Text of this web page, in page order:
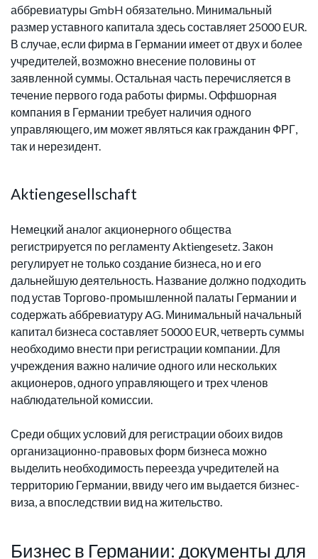
аббревиатуры GmbH обязательно. Минимальный
размер уставного капитала здесь составляет 25000 EUR.
В случае, если фирма в Германии имеет от двух и более
учредителей, возможно внесение половины от
заявленной суммы. Остальная часть перечисляется в
течение первого года работы фирмы. Оффшорная
компания в Германии требует наличия одного
управляющего, им может являться как гражданин ФРГ,
так и нерезидент.
Aktiengesellschaft
Немецкий аналог акционерного общества
регистрируется по регламенту Aktiengesetz. Закон
регулирует не только создание бизнеса, но и его
дальнейшую деятельность. Название должно подходить
под устав Торгово-промышленной палаты Германии и
содержать аббревиатуру AG. Минимальный начальный
капитал бизнеса составляет 50000 EUR, четверть суммы
необходимо внести при регистрации компании. Для
учреждения важно наличие одного или нескольких
акционеров, одного управляющего и трех членов
наблюдательной комиссии.
Среди общих условий для регистрации обоих видов
организационно-правовых форм бизнеса можно
выделить необходимость переезда учредителей на
территорию Германии, ввиду чего им выдается бизнес-
виза, а впоследствии вид на жительство.
Бизнес в Германии: документы для